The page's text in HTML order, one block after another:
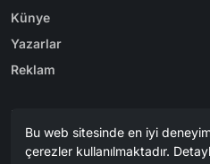
Künye
Yazarlar
Reklam
Bölge Haberleri
Karabük